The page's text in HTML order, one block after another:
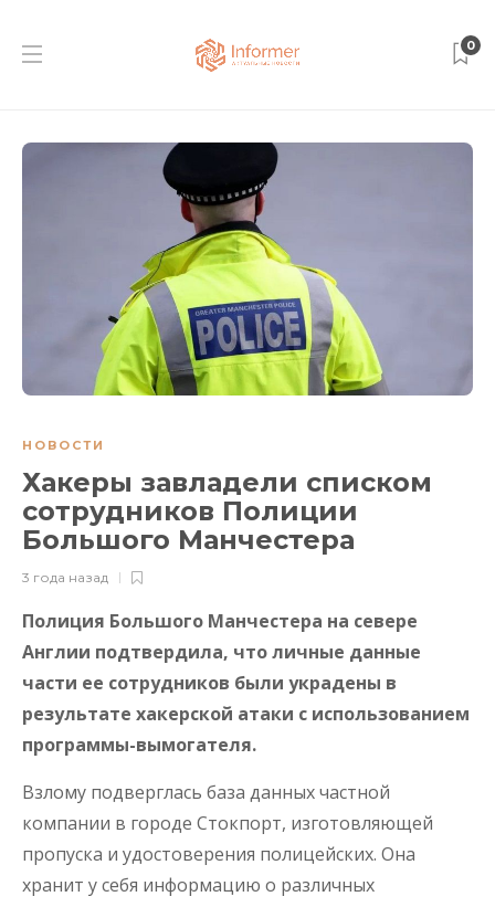
0
НОВОСТИ
Хакеры завладели списком
сотрудников Полиции
Большого Манчестера
3 года назад
Полиция Большого Манчестера на севере
Англии подтвердила, что личные данные
части ее сотрудников были украдены в
результате хакерской атаки с использованием
программы-вымогателя.
Взлому подверглась база данных частной
компании в городе Стокпорт, изготовляющей
пропуска и удостоверения полицейских. Она
хранит у себя информацию о различных